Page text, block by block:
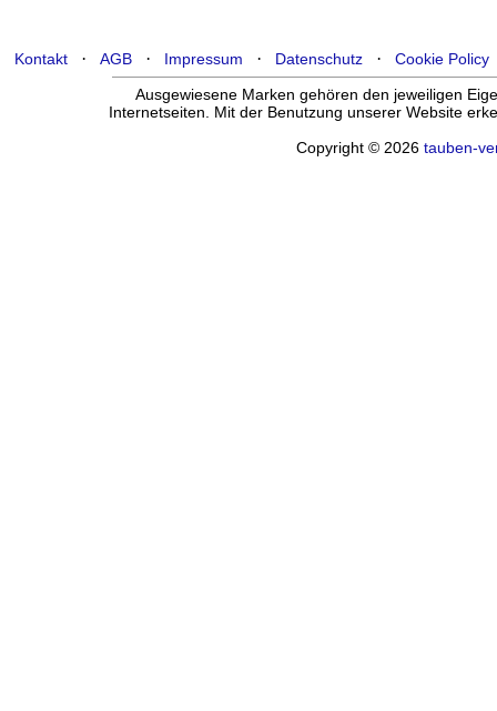
Kontakt· AGB· Impressum · Datenschutz· Cookie Policy
Ausgewiesene Marken gehören den jeweiligen
Internetseiten. Mit der Benutzung unserer Website
Copyright © 2026 tauben-